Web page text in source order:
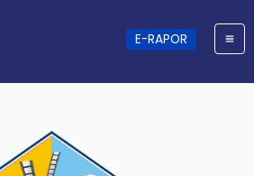
E-RAPOR